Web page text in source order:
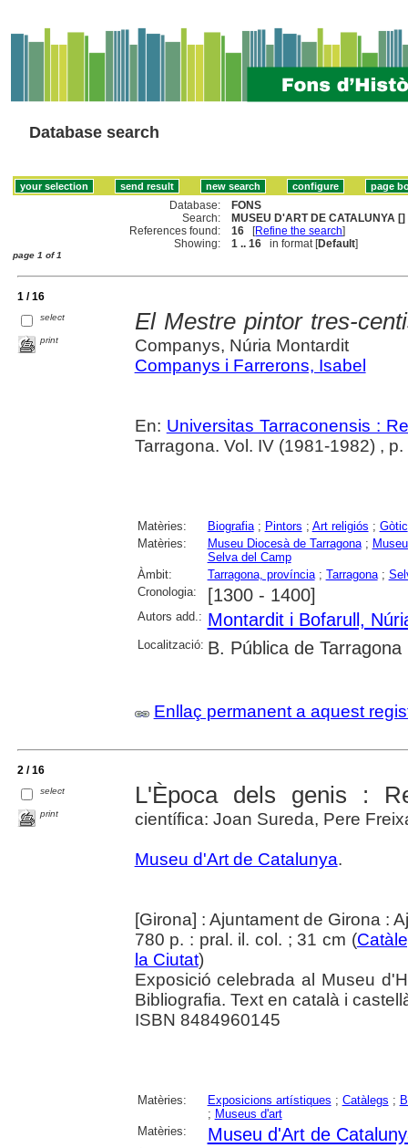
Database search
Database:
FONS
Search:
MUSEU D'ART DE CATALUNYA []
References found:
16 [Refine the search]
Showing:
1 .. 16 in format [Default]
page 1 of 1
1 / 16
select
print
El Mestre pintor tres-
Companys, Núria Montardit
Companys i Farrerons, Isabel
En: Universitas Tarraconensis :
Tarragona. Vol. IV (1981-1982) ,
Matèries: Biografia; Pintors ; Art religiós ; Gòtic
Matèries:
Museu Diocesà de Tarragona;
Selva del Camp
Àmbit:
Tarragona, província; Tarragona;
Cronologia:
[1300 - 1400]
Autors add.: Montardit i Bofarull,
Localització: B. Pública de Tarragona
Enllaç permanent a aquest
2 / 16
select
print
L'Època dels genis :
científica: Joan Sureda, Pere
Museu d'Art de Catalunya.
[Girona] : Ajuntament de Girona :
780 p. : pral. il. col. ; 31 cm (
la Ciutat)
Exposició celebrada al Museu
Bibliografia. Text en català i
ISBN 8484960145
Matèries: Exposicions artístiques ; Catàlegs ;
; Museus d'art
Matèries:
Museu d'Art de